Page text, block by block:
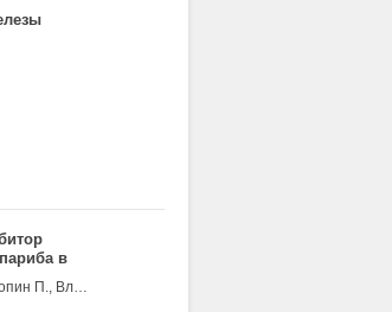
в
Моисеенко В., Дворкин М., Феденко А., Лисянская А., Орлов С., Рахматуллина И., Скопин П., Владимиров В., Тенкерсли К., Малоуни Л., Гобл С., Доусон А., Джордано Х., Оза А.М., Кристелейт Р.С.